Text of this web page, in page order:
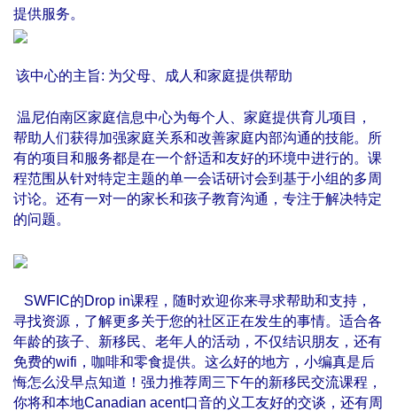
提供服务。
该中心的主旨: 为父母、成人和家庭提供帮助
温尼伯南区家庭信息中心为每个人、家庭提供育儿项目，
帮助人们获得加强家庭关系和改善家庭内部沟通的技能。所
有的项目和服务都是在一个舒适和友好的环境中进行的。课
程范围从针对特定主题的单一会话研讨会到基于小组的多周
讨论。还有一对一的家长和孩子教育沟通，专注于解决特定
的问题。
SWFIC的Drop in课程，随时欢迎你来寻求帮助和支持，
寻找资源，了解更多关于您的社区正在发生的事情。适合各
年龄的孩子、新移民、老年人的活动，不仅结识朋友，还有
免费的wifi，咖啡和零食提供。这么好的地方，小编真是后
悔怎么没早点知道！强力推荐周三下午的新移民交流课程，
你将和本地Canadian acent口音的义工友好的交谈，还有周